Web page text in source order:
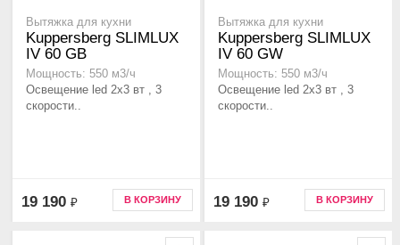
Вытяжка для кухни
Kuppersberg SLIMLUX
IV 60 GB
Мощность: 550 м3/ч
Освещение led 2х3 вт , 3
скорости..
19 190 ₽ В КОРЗИНУ
Вытяжка для кухни
Kuppersberg SLIMLUX
IV 60 GW
Мощность: 550 м3/ч
Освещение led 2х3 вт , 3
скорости..
19 190 ₽ В КОРЗИНУ